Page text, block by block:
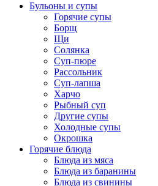
Бульоны и супы
Горячие супы
Борщ
Щи
Солянка
Суп-пюре
Рассольник
Суп-лапша
Харчо
Рыбный суп
Другие супы
Холодные супы
Окрошка
Горячие блюда
Блюда из мяса
Блюда из баранины
Блюда из свинины